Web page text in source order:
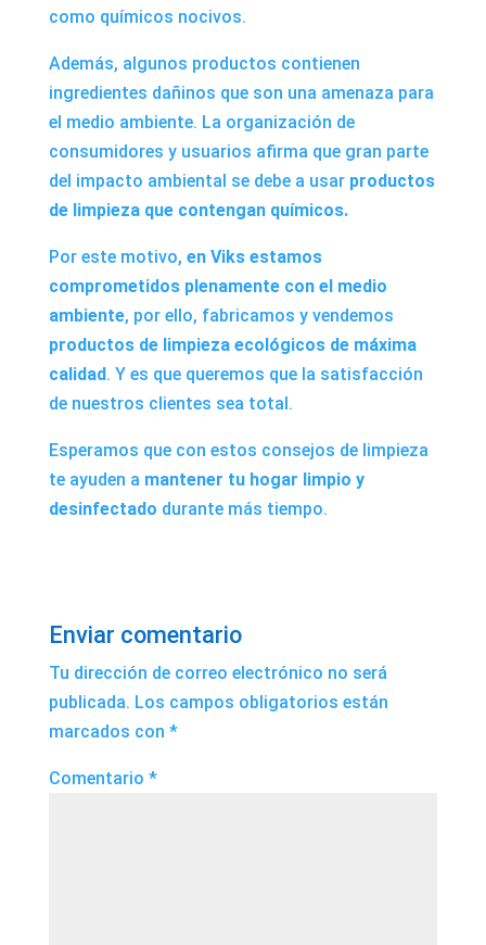
como químicos nocivos.
Además, algunos productos contienen
ingredientes dañinos que son una amenaza para
el medio ambiente. La organización de
consumidores y usuarios afirma que gran parte
del impacto ambiental se debe a usar productos
de limpieza que contengan químicos.
Por este motivo, en Viksestamos
comprometidos plenamente con el medio
ambiente, por ello, fabricamos y vendemos
productos de limpieza ecológicosde máxima
calidad. Y es que queremos que la satisfacción
de nuestros clientes sea total.
Esperamos que con estos consejos de limpieza
te ayuden a mantener tu hogar limpio y
desinfectado durante más tiempo.
Enviar comentario
Tu dirección de correo electrónico no será
publicada. Los campos obligatorios están
marcados con *
Comentario *